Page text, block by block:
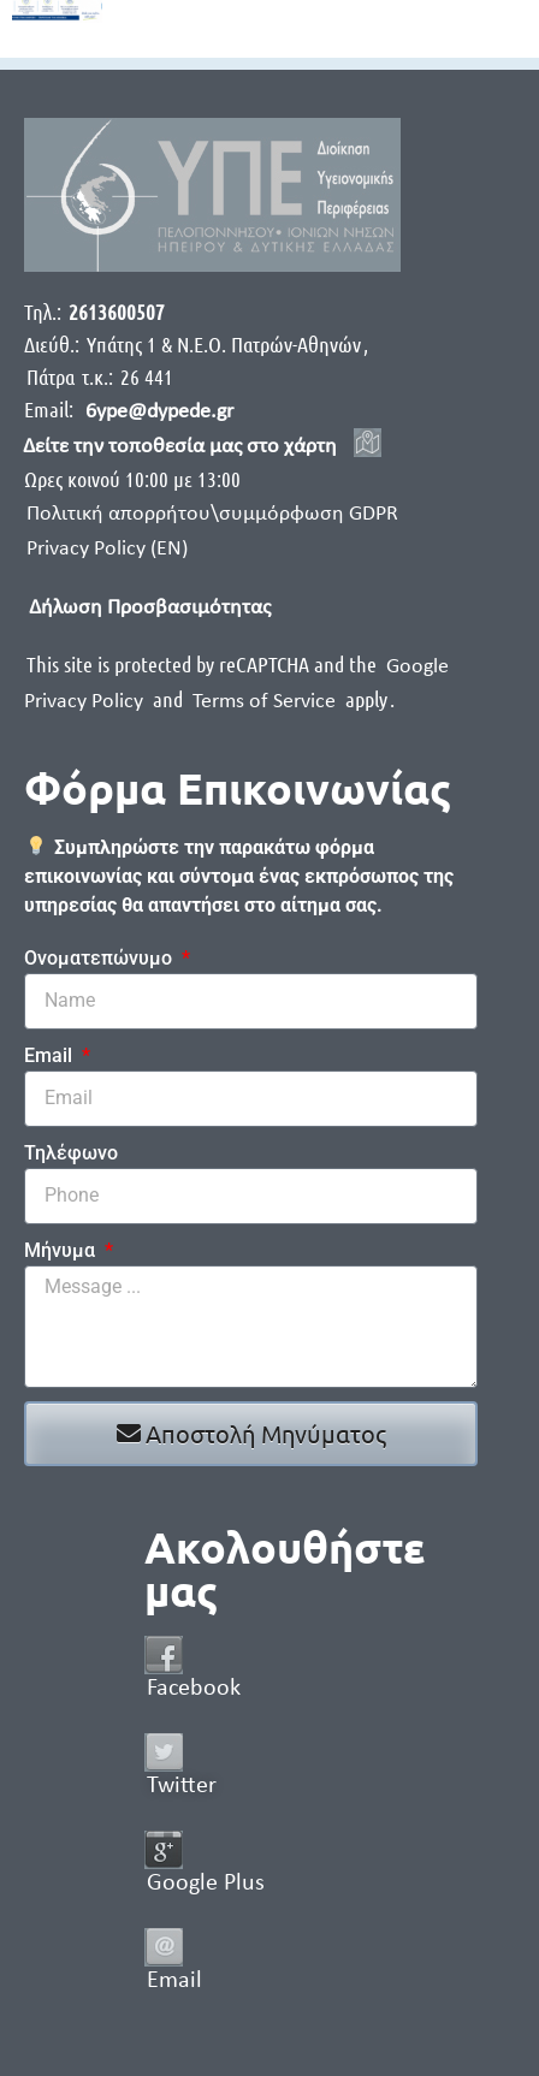
Τηλ.: 2613600507
Διεύθ.: Yπάτης 1 & Ν.Ε.Ο. Πατρών-Αθηνών,
Πάτρα τ.κ.: 26 441
Email:
6ype@dypede.gr
Δείτε την τοποθεσία μας στο χάρτη
Ωρες κοινού 10:00 με 13:00
Πολιτική απορρήτου\συμμόρφωση GDPR
Privacy Policy (EN)
Δήλωση Προσβασιμότητας
This site is protected by reCAPTCHA and the Google
Privacy Policy and Terms of Service apply.
Φόρμα Επικοινωνίας
Συμπληρώστε την παρακάτω φόρμα
επικοινωνίας και σύντομα ένας εκπρόσωπος της
υπηρεσίας θα απαντήσει στο αίτημα σας.
Ονοματεπώνυμο
Email
Τηλέφωνο
Μήνυμα
Αποστολή Μηνύματος
Ακολουθήστε
μας
Facebook
Twitter
Google Plus
Email